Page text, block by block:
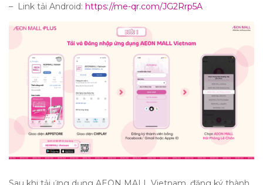
– Link tải Android: https://me-qr.com/JG2Rrp5A